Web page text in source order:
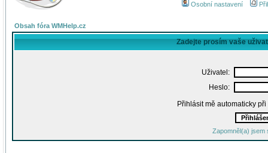
Osobní nastavení
Obsah fóra WMHelp.cz
Zadejte prosím vaše
Uživatel:
Heslo:
Přihlásit mě automaticky
Zapomněl(a) jsem